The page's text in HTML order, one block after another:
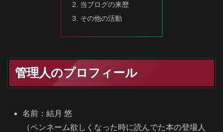
当ブログの来歴
その他の活動
管理人のプロフィール
名前：結月 悠
（ペンネーム欲しくなった時に読んでた本の登場人